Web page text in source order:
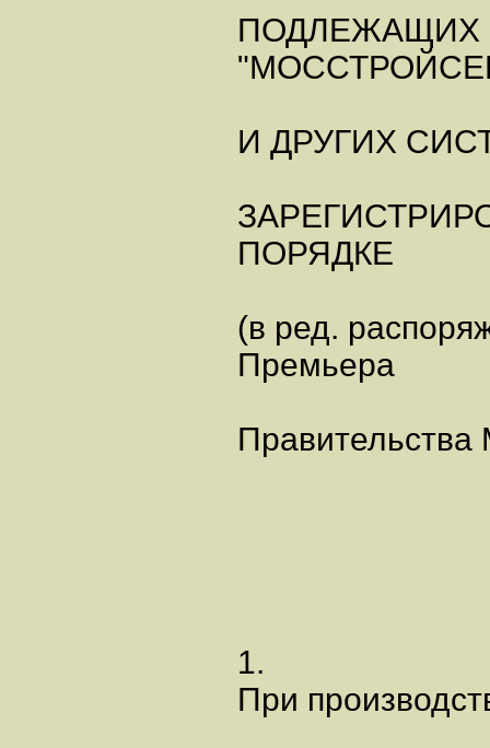
ПОДЛЕЖАЩИХ
И ДРУГИХ
ПОРЯДКЕ
(в ред.
Премьера
1.
При